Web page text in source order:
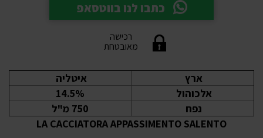
כתבו לנו בווטסאפ
רכישה
מאובטחת
ארץ
איטליה
אלכוהול
14.5%
נפח
750 מ"ל
LA CACCIATORA APPASSIMENTO SALENTO